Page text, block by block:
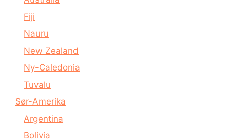
Fiji
Nauru
New Zealand
Ny-Caledonia
Tuvalu
Sør-Amerika
Argentina
Bolivia